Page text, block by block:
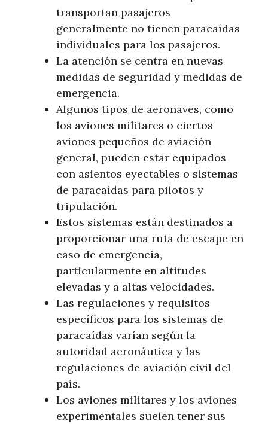
transportan pasajeros
generalmente no tienen paracaídas
individuales para los pasajeros.
La atención se centra en nuevas
medidas de seguridad y medidas de
emergencia.
Algunos tipos de aeronaves, como
los aviones militares o ciertos
aviones pequeños de aviación
general, pueden estar equipados
con asientos eyectables o sistemas
de paracaídas para pilotos y
tripulación.
Estos sistemas están destinados a
proporcionar una ruta de escape en
caso de emergencia,
particularmente en altitudes
elevadas y a altas velocidades.
Las regulaciones y requisitos
específicos para los sistemas de
paracaídas varían según la
autoridad aeronáutica y las
regulaciones de aviación civil del
país.
Los aviones militares y los aviones
experimentales suelen tener sus